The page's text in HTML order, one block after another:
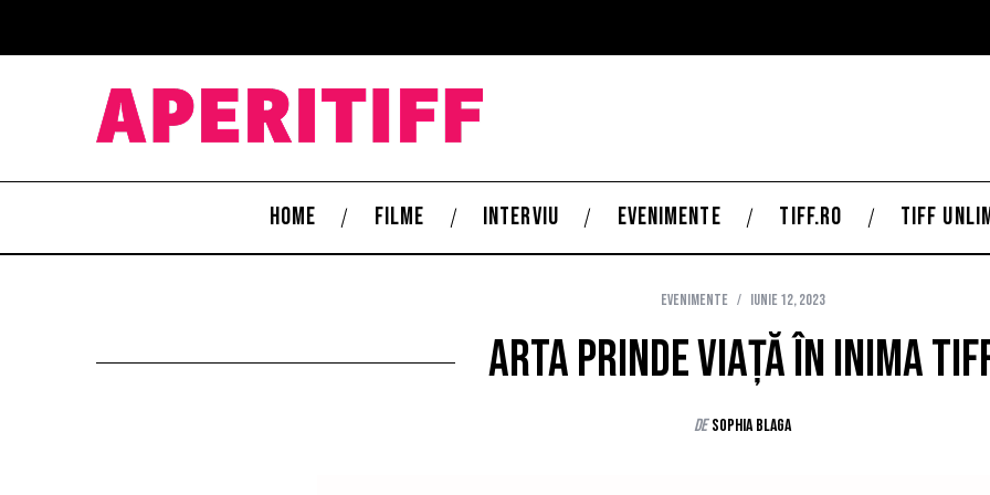
HOME FILME INTERVIU EVENIMENTE TIFF.RO TIFF
Evenimente iunie 12, 2023
Arta prinde viață în inima
de Sophia Blaga